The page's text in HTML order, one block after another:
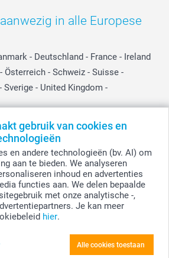
gebruik van cookies en
en andere technologieën (bv. AI) om
aan te bieden. We analyseren
inhoud en advertenties
functies aan. We delen bepaalde
met onze analytische -,
Je kan meer
hier.
Alle cookies toestaan
Foto op forex 40 x 60 cm
in alle Europese
- Deutschland - France - Ireland
- Österreich - Schweiz - Suisse -
- Sverige - United Kingdom -
Alle rechten voorbehouden.Disclaimer
(€) inclusief BTW en exclusief verzendkosten.